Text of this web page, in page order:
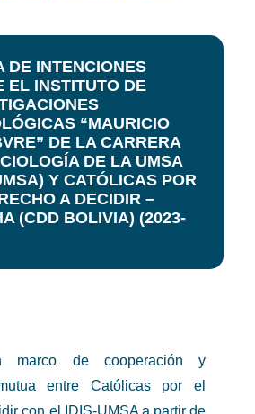
DE INTENCIONES
EL INSTITUTO DE
“MAURICIO
DE LA CARRERA
DE LA UMSA
Y CATÓLICAS POR
A DECIDIR –
(CDD BOLIVIA) (2023-
marco de cooperación y
entre Católicas por el
con el IDIS-UMSA a partir de